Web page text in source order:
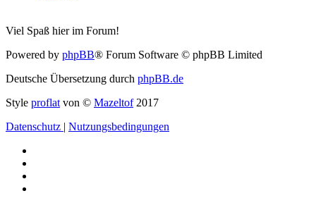
Viel Spaß hier im Forum!
Powered by phpBB® Forum Software © phpBB Limited
Deutsche Übersetzung durch phpBB.de
Style proflat von © Mazeltof2017
Datenschutz | Nutzungsbedingungen